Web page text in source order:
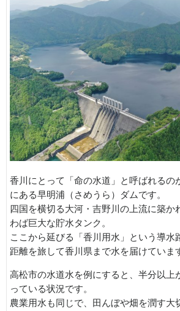
香川にとって「命の水道」と呼ばれるの
にある早明浦（さめうら）ダムです。
四国を横切る大河・吉野川の上流に築か
わば巨大な貯水タンク。
ここから延びる「香川用水」という導水
距離を旅して香川県まで水を届けていま
高松市の水道水を例にすると、半分以上
っている状況です。
農業用水も同じで、田んぼや畑を潤す大